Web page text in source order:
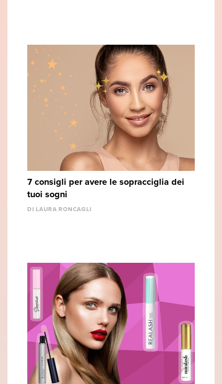
7 consigli per avere le sopracciglia dei
tuoi sogni
DI LAURA RONCAGLI